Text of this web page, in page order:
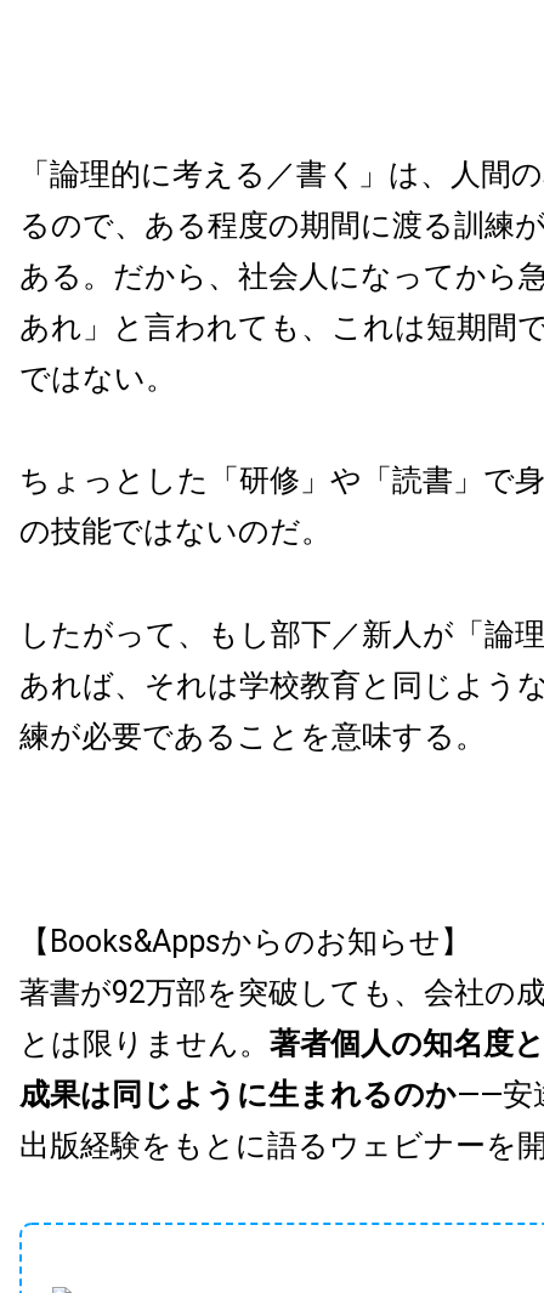
「論理的に考える／書く」は、人間
るので、ある程度の期間に渡る訓練
ある。だから、社会人になってから
あれ」と言われても、これは短期間
ではない。
ちょっとした「研修」や「読書」で
の技能ではないのだ。
したがって、もし部下／新人が「論
あれば、それは学校教育と同じよう
練が必要であることを意味する。
【Books&Appsからのお知らせ】
著書が92万部を突破しても、会社の
とは限りません。 著者個人の知名度
成果は同じように生まれるのか——安
出版経験をもとに語るウェビナーを